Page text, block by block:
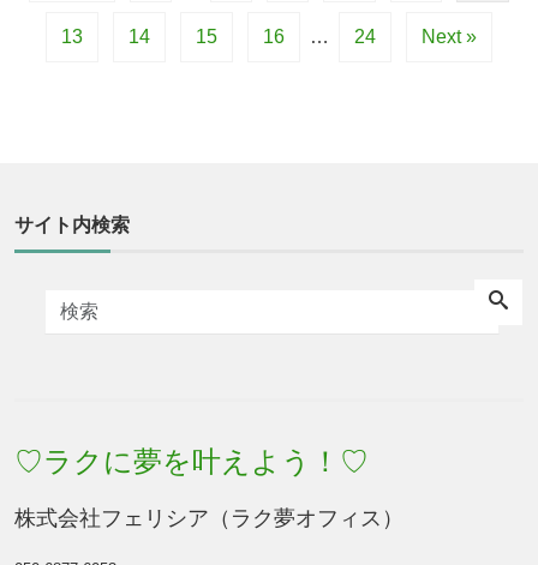
13 14 15 16 … 24 Next »
サイト内検索
♡ラクに夢を叶えよう！♡
株式会社フェリシア（ラク夢オフィス）